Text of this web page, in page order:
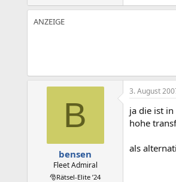
B
bensen
Fleet Admiral
🎅Rätsel-Elite ’24
3. August
ja die ist
hohe
als